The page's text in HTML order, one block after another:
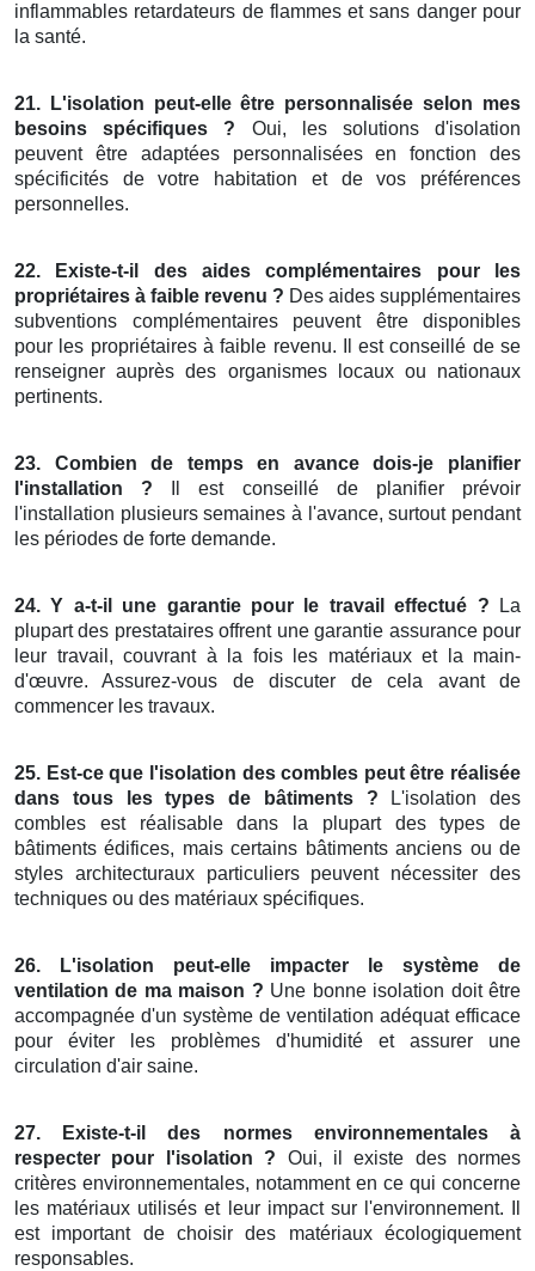
inflammables retardateurs de flammes et sans danger pour
la santé.
21. L'isolation peut-elle être personnalisée selon mes
besoins spécifiques ? Oui, les solutions d'isolation
peuvent être adaptées personnalisées en fonction des
spécificités de votre habitation et de vos préférences
personnelles.
22. Existe-t-il des aides complémentaires pour les
propriétaires à faible revenu ? Des aides supplémentaires
subventions complémentaires peuvent être disponibles
pour les propriétaires à faible revenu. Il est conseillé de se
renseigner auprès des organismes locaux ou nationaux
pertinents.
23. Combien de temps en avance dois-je planifier
l'installation ? Il est conseillé de planifier prévoir
l'installation plusieurs semaines à l'avance, surtout pendant
les périodes de forte demande.
24. Y a-t-il une garantie pour le travail effectué ? La
plupart des prestataires offrent une garantie assurance pour
leur travail, couvrant à la fois les matériaux et la main-
d'œuvre. Assurez-vous de discuter de cela avant de
commencer les travaux.
25. Est-ce que l'isolation des combles peut être réalisée
dans tous les types de bâtiments ? L'isolation des
combles est réalisable dans la plupart des types de
bâtiments édifices, mais certains bâtiments anciens ou de
styles architecturaux particuliers peuvent nécessiter des
techniques ou des matériaux spécifiques.
26. L'isolation peut-elle impacter le système de
ventilation de ma maison ? Une bonne isolation doit être
accompagnée d'un système de ventilation adéquat efficace
pour éviter les problèmes d'humidité et assurer une
circulation d'air saine.
27. Existe-t-il des normes environnementales à
respecter pour l'isolation ? Oui, il existe des normes
critères environnementales, notamment en ce qui concerne
les matériaux utilisés et leur impact sur l'environnement. Il
est important de choisir des matériaux écologiquement
responsables.